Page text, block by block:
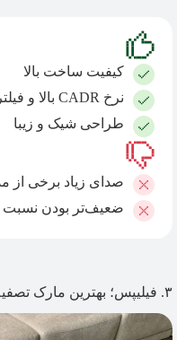
کیفیت ساخت بالا
نرخ CADR بالا و فیلتراسیون چند مرحله‌ای
طراحی شیک و زیبا
صدای زیاد برخی از
ضعیف‌تر بودن نسبت
۳. فیلیپس؛ بهترین مارک تصفیه هوا